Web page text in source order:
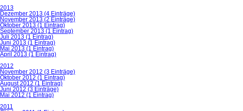
2013
Dezember 2013 (4 Einträge)
November 2013 (2 Einträge)
Oktober 2013 (1 Eintrag)
September 2013 (1 Eintrag)
Juli 2013 (1 Eintrag)
Juni 2013 (1 Eintrag)
Mai 2013 (1 Eintrag)
April 2013 (1 Eintrag)
2012
November 2012 (3 Einträge)
Oktober 2012 (1 Eintrag)
August 2012 (1 Eintrag)
Juni 2012 (3 Einträge)
Mai 2012 (1 Eintrag)
2011